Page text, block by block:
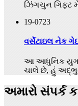
ઝિંગચુન ગિફ્ટ
19-0723
વર્સેટાઇલ નેક
આ આધુનિક
ચાલે છે, હું
અમારો સંપર્ક